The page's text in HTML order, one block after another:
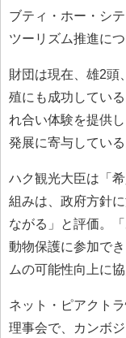
ブティ・ホー・シ
ツーリズム推進につ
財団は現在、雄2頭
殖にも成功してい
れ合い体験を提供
発展に寄与している
ハク観光大臣は「
組みは、政府方針
ながる」と評価。
動物保護に参加で
ムの可能性向上に
ネット・ピアクト
理事会で、カンボ